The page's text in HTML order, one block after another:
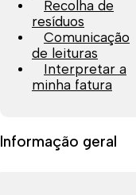
Recolha de
resíduos
Comunicação
de leituras
Interpretar a
minha fatura
Informação geral